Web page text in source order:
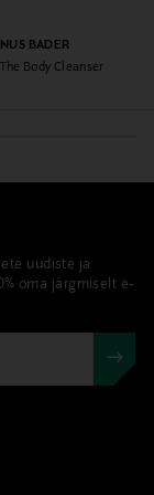
BADER
Body Cleanser
uudiste ja
oma järgmiselt e-